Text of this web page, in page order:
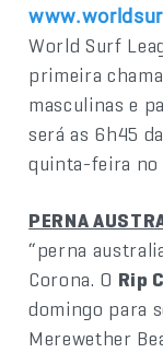
World Surf
primeira
masculinas e
será as 6h45
quinta-feira no
PERNA
“perna
Corona. O Rip
domingo para
Merewether